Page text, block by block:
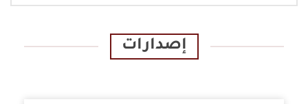
إصدارات